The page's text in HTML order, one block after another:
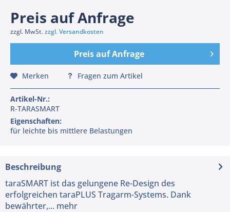
Preis auf Anfrage
zzgl. MwSt.zzgl. Versandkosten
Preis auf Anfrage
Merken Fragen zum Artikel
Artikel-Nr.:
R-TARASMART
Eigenschaften:
für leichte bis mittlere Belastungen
Beschreibung
taraSMART ist das gelungene Re-Design des
erfolgreichen taraPLUS Tragarm-Systems. Dank
bewährter,... mehr